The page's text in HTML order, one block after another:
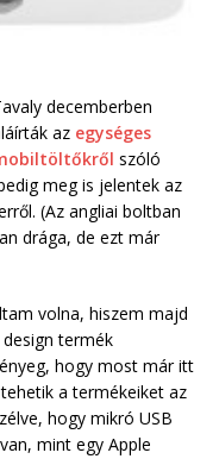
decemberben
az egységes
szóló
meg is jelentek az
(Az angliai boltban
drága, de ezt már
volna, hiszem majd
termék
hogy most már itt
a termékeiket az
hogy mikró USB
mint egy Apple